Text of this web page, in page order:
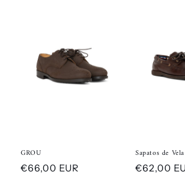
GROU
Preço
€66,00 EUR
Sapatos de
Preço
€62,00